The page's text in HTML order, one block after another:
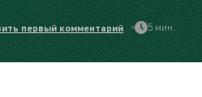
первый комментарий 5 мин.